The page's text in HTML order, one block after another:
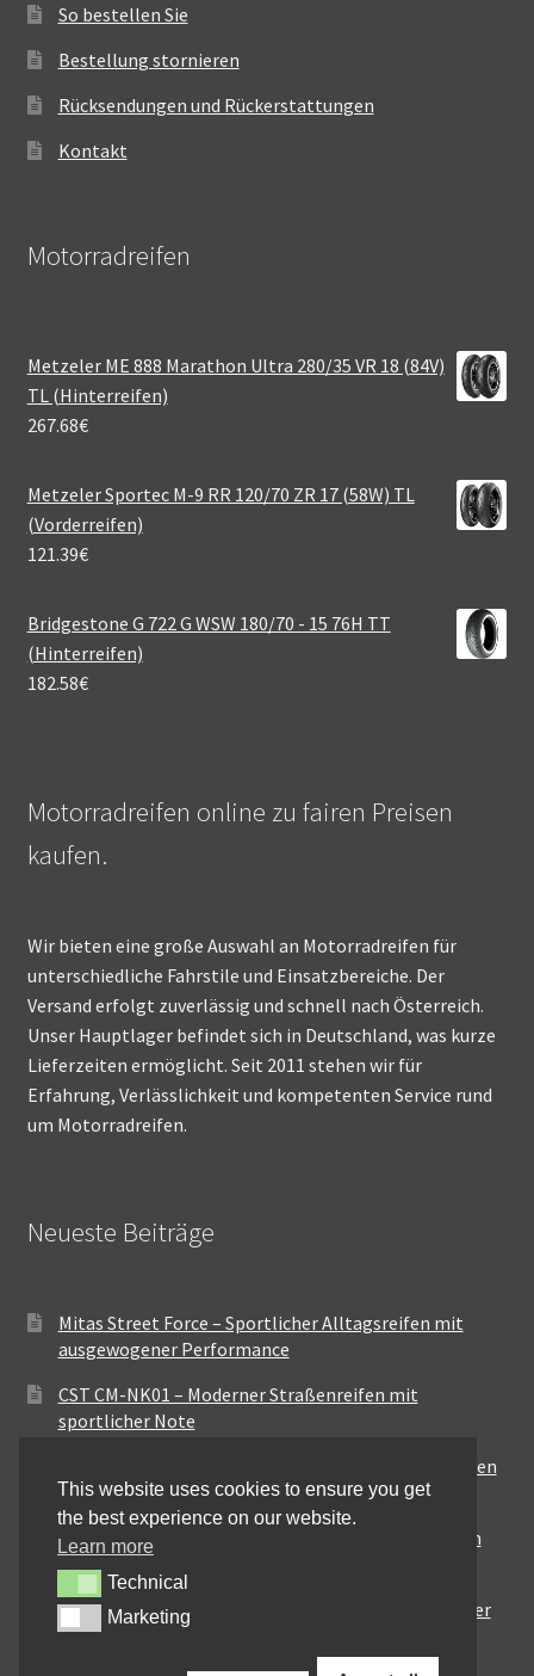
So bestellen Sie
Bestellung stornieren
Rücksendungen und Rückerstattungen
Kontakt
Motorradreifen
Metzeler ME 888 Marathon Ultra 280/35 VR 18 (84V)
TL (Hinterreifen)
267.68€
Metzeler Sportec M-9 RR 120/70 ZR 17 (58W) TL
(Vorderreifen)
121.39€
Bridgestone G 722 G WSW 180/70 - 15 76H TT
(Hinterreifen)
182.58€
Motorradreifen online zu fairen Preisen
kaufen.
Wir bieten eine große Auswahl an Motorradreifen für
unterschiedliche Fahrstile und Einsatzbereiche. Der
Versand erfolgt zuverlässig und schnell nach Österreich.
Unser Hauptlager befindet sich in Deutschland, was kurze
Lieferzeiten ermöglicht. Seit 2011 stehen wir für
Erfahrung, Verlässlichkeit und kompetenten Service rund
um Motorradreifen.
Neueste Beiträge
Mitas Street Force – Sportlicher Alltagsreifen mit
ausgewogener Performance
CST CM-NK01 – Moderner Straßenreifen mit
sportlicher Note
Maxxis MA-ST3 – Ausgewogener Sport-Touring-Reifen
für vielseitige Einsätze
Pirelli City Demon – Zuverlässigkeit für den urbanen
Alltag
Metzeler Perfect ME77 – Klassische Optik mit solider
Straßenperformance
This website uses cookies to ensure you get
the best experience on our website.
Learn more
TechnicalTechnical
MarketingMarketing